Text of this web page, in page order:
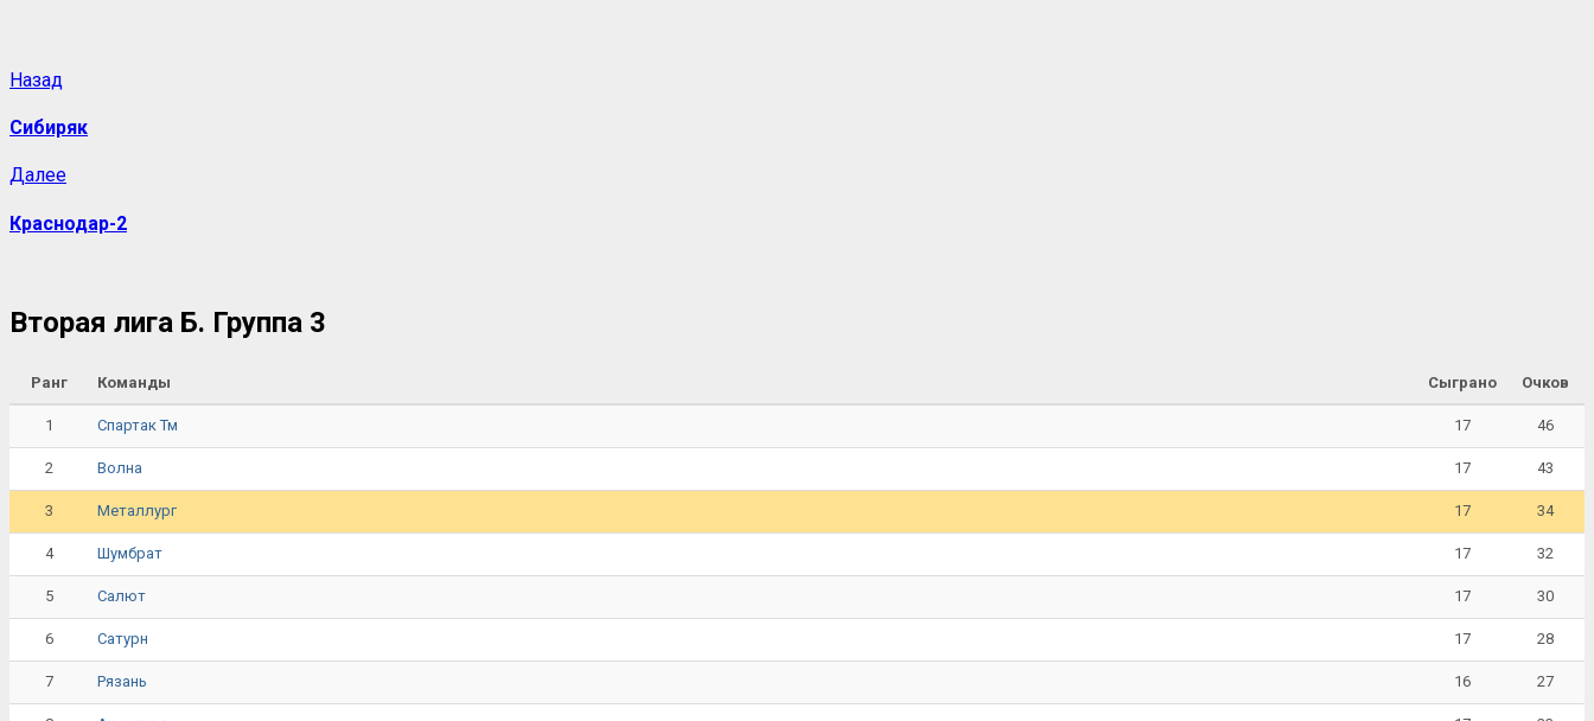
Назад
Сибиряк
Далее
Краснодар-2
Вторая лига Б. Группа 3
Ранг Команды Сыграно Очков
1 Спартак Тм 17 46
2 Волна 17 43
3 Металлург 17 34
4 Шумбрат 17 32
5 Салют 17 30
6 Сатурн 17 28
7 Рязань 16 27